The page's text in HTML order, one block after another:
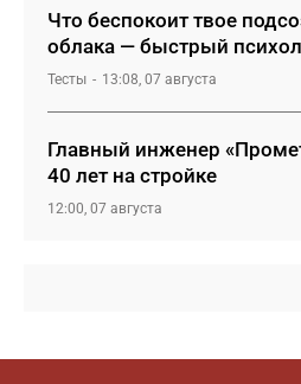
Что беспокоит твое
облака — быстрый
Тесты 13:08, 07 августа
Главный инженер
40 лет на стройке
12:00, 07 августа